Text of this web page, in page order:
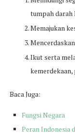
tumpah darah
Memajukan
Ikut serta
kemerdekaan,
Baca Juga:
Fungsi Negara
Peran Indonesia